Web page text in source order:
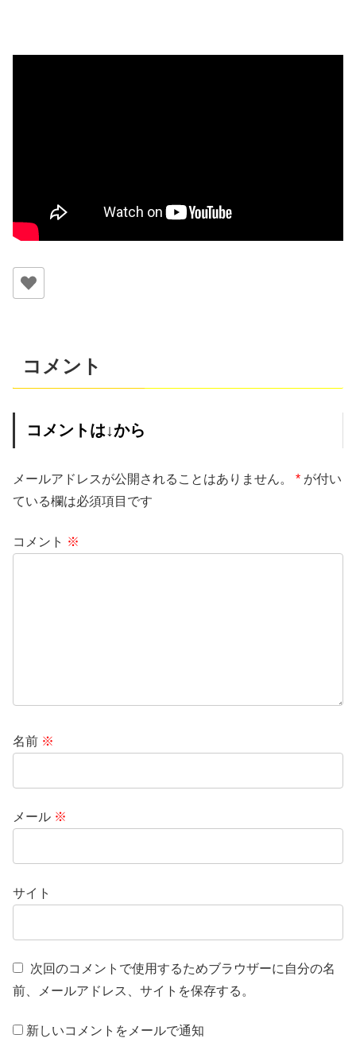
コメント
コメントは↓から
メールアドレスが公開されることはありません。 * が付い
ている欄は必須項目です
コメント ※
名前 ※
メール ※
サイト
次回のコメントで使用するためブラウザーに自分の名
前、メールアドレス、サイトを保存する。
新しいコメントをメールで通知